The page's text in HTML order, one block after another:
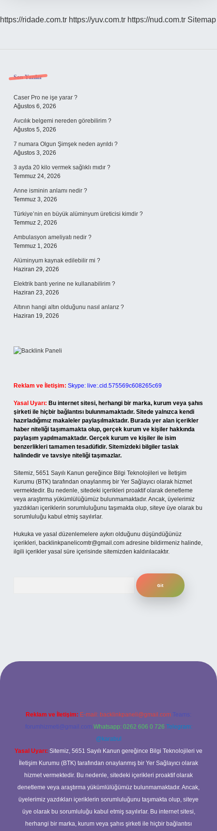
https://ridade.com.tr https://yuv.com.tr https://nud.com.tr Sitemap
Sidebar
Son Yazılar
Caser Pro ne işe yarar ?
Ağustos 6, 2026
Avcılık belgemi nereden görebilirim ?
Ağustos 5, 2026
7 numara Olgun Şimşek neden ayrıldı ?
Ağustos 3, 2026
3 ayda 20 kilo vermek sağlıklı mıdır ?
Temmuz 24, 2026
Anne isminin anlamı nedir ?
Temmuz 3, 2026
Türkiye’nin en büyük alüminyum üreticisi kimdir ?
Temmuz 2, 2026
Ambulasyon ameliyatı nedir ?
Temmuz 1, 2026
Alüminyum kaynak edilebilir mi ?
Haziran 29, 2026
Elektrik bantı yerine ne kullanabilirim ?
Haziran 23, 2026
Altının hangi altın olduğunu nasıl anlarız ?
Haziran 19, 2026
Reklam ve İletişim: Skype: live:.cid.575569c608265c69
Yasal Uyarı: Bu internet sitesi, herhangi bir marka, kurum veya şahıs
şirketi ile hiçbir bağlantısı bulunmamaktadır. Sitede yalnızca kendi
hazırladığımız makaleler paylaşılmaktadır. Burada yer alan içerikler
haber niteliği taşımamakta olup, gerçek kurum ve kişiler hakkında
paylaşım yapılmamaktadır. Gerçek kurum ve kişiler ile isim
benzerlikleri tamamen tesadüfidir. Sitemizdeki bilgiler taslak
halindedir ve tavsiye niteliği taşımazlar.
Sitemiz, 5651 Sayılı Kanun gereğince Bilgi Teknolojileri ve İletişim
Kurumu (BTK) tarafından onaylanmış bir Yer Sağlayıcı olarak hizmet
vermektedir. Bu nedenle, sitedeki içerikleri proaktif olarak denetleme
veya araştırma yükümlülüğümüz bulunmamaktadır. Ancak, üyelerimiz
yazdıkları içeriklerin sorumluluğunu taşımakta olup, siteye üye olarak bu
sorumluluğu kabul etmiş sayılırlar.
Hukuka ve yasal düzenlemelere aykırı olduğunu düşündüğünüz
içerikleri, backlinkpanelicomtr@gmail.com adresine bildirmeniz halinde,
ilgili içerikler yasal süre içerisinde sitemizden kaldırılacaktır.
bahis sitesi
Reklam ve İletişim: E-mail: backlinkpaneli@gmail.com Teams:
forumhizmeti@gmail.com Whatsapp: 0262 606 0 726 Telegram:
@karabul
Yasal Uyarı: Sitemiz, 5651 Sayılı Kanun gereğince Bilgi Teknolojileri ve
İletişim Kurumu (BTK) tarafından onaylanmış bir Yer Sağlayıcı olarak
hizmet vermektedir. Bu nedenle, sitedeki içerikleri proaktif olarak
denetleme veya araştırma yükümlülüğümüz bulunmamaktadır. Ancak,
üyelerimiz yazdıkları içeriklerin sorumluluğunu taşımakta olup, siteye
üye olarak bu sorumluluğu kabul etmiş sayılırlar. Bu internet sitesi,
herhangi bir marka, kurum veya şahıs şirketi ile hiçbir bağlantısı